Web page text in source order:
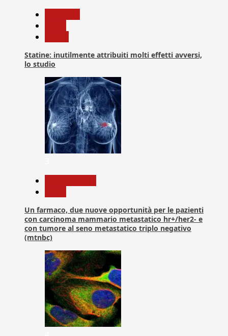
Statine: inutilmente attribuiti molti effetti avversi,
lo studio
Un farmaco, due nuove opportunità per le pazienti
con carcinoma mammario metastatico hr+/her2- e
con tumore al seno metastatico triplo negativo
(mtnbc)